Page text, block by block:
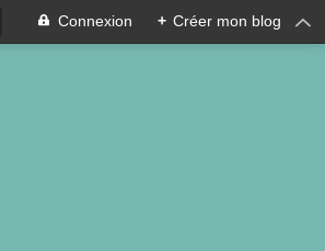
Connexion + Créer mon blog